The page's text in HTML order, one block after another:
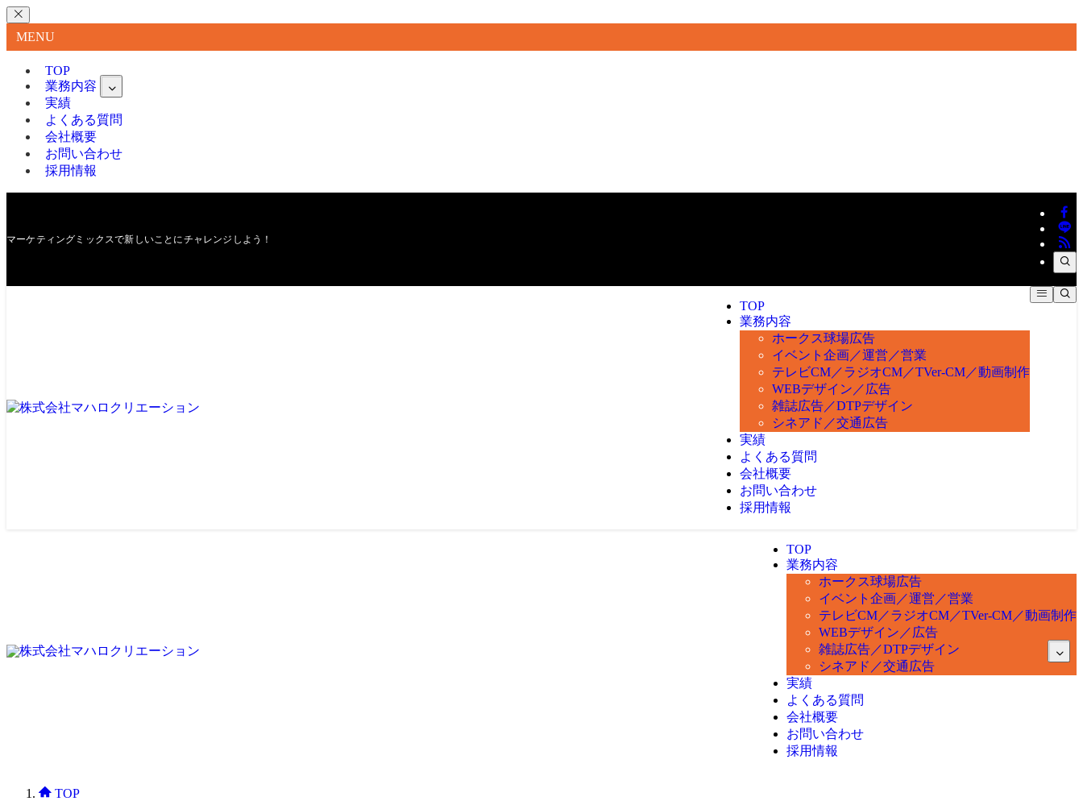
MENU
TOP
業務内容
実績
よくある質問
会社概要
お問い合わせ
採用情報
マーケティングミックスで新しいことにチャレンジしよう！
TOP
業務内容
ホークス球場広告
イベント企画／運営／営業
テレビCM／ラジオCM／TVer-CM／動画制作
WEBデザイン／広告
雑誌広告／DTPデザイン
シネアド／交通広告
実績
よくある質問
会社概要
お問い合わせ
採用情報
TOP
業務内容
ホークス球場広告
イベント企画／運営／営業
テレビCM／ラジオCM／TVer-CM／動画制作
WEBデザイン／広告
雑誌広告／DTPデザイン
シネアド／交通広告
実績
よくある質問
会社概要
お問い合わせ
採用情報
TOP